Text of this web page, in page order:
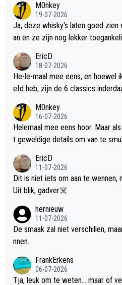
M0nkey
19-07-2026
Ja, deze whisky's laten goed zien
an en ze zijn nog lekker
EricD
18-07-2026
He-le-maal mee eens, en hoewel
efd heb, zijn de 6 classics
M0nkey
16-07-2026
Helemaal mee eens hoor. Maar
t geweldige details om van te
EricD
11-07-2026
Dit is niet iets om aan te wennen,
Uit blik, gadver☠️
hernieuw
11-07-2026
De smaak zal niet verschillen,
nnen.
FrankErkens
06-07-2026
Tja, leuk om te weten... maar of